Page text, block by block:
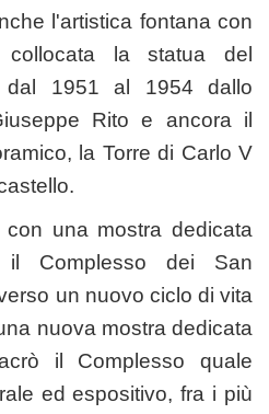
l'artistica fontana con
la statua del
dal 1951 al 1954 dallo
Rito e ancora il
la Torre di Carlo V
una mostra dedicata
il Complesso dei San
un nuovo ciclo di vita
nuova mostra dedicata
il Complesso quale
ed espositivo, fra i più